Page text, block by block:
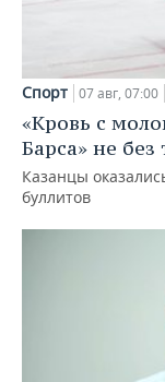
Спорт 07 авг, 07:00
«Кровь с
Барса» не
Казанцы
буллитов